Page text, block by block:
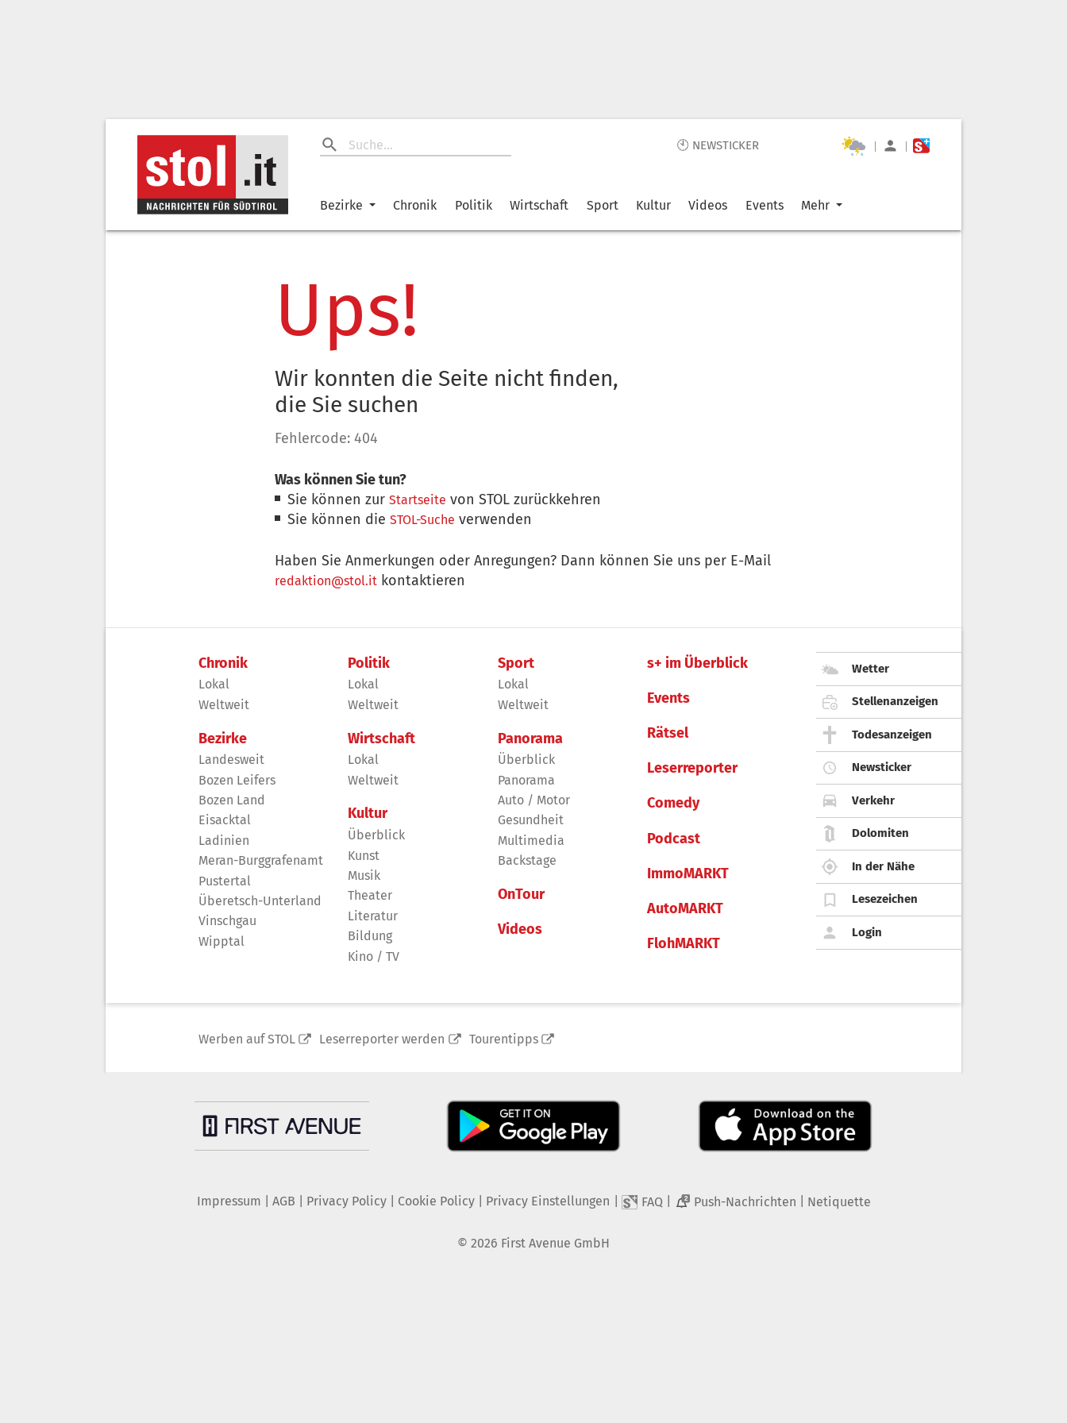
🕙 NEWSTICKER | |
Bezirke Chronik Politik Wirtschaft Sport Kultur Videos Events Mehr
Ups!
Wir konnten die Seite nicht finden,
die Sie suchen
Fehlercode: 404
Was können Sie tun?
Sie können zurStartseite von STOL zurückkehren
Sie können dieSTOL-Suche verwenden
Haben Sie Anmerkungen oder Anregungen? Dann können Sie uns per E-Mail
redaktion@stol.it kontaktieren
Chronik
Lokal
Weltweit
Bezirke
Landesweit
Bozen Leifers
Bozen Land
Eisacktal
Ladinien
Meran-Burggrafenamt
Pustertal
Überetsch-Unterland
Vinschgau
Wipptal
Politik
Lokal
Weltweit
Wirtschaft
Lokal
Weltweit
Kultur
Überblick
Kunst
Musik
Theater
Literatur
Bildung
Kino / TV
Sport
Lokal
Weltweit
Panorama
Überblick
Panorama
Auto / Motor
Gesundheit
Multimedia
Backstage
OnTour
Videos
s+ im Überblick
Events
Rätsel
Leserreporter
Comedy
Podcast
ImmoMARKT
AutoMARKT
FlohMARKT
Wetter
Stellenanzeigen
Todesanzeigen
Newsticker
Verkehr
Dolomiten
In der Nähe
Lesezeichen
Login
Werben auf STOL Leserreporter werden Tourentipps
Impressum AGB Privacy Policy| Cookie Policy| Privacy Einstellungen FAQ 2 Push-Nachrichten Netiquette
© 2026 First Avenue GmbH